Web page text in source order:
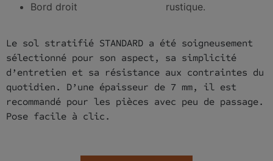
Bord droit
rustique.
Le sol stratifié STANDARD a été soigneusement
sélectionné pour son aspect, sa simplicité
d’entretien et sa résistance aux contraintes du
quotidien. D’une épaisseur de 7 mm, il est
recommandé pour les pièces avec peu de passage.
Pose facile à clic.